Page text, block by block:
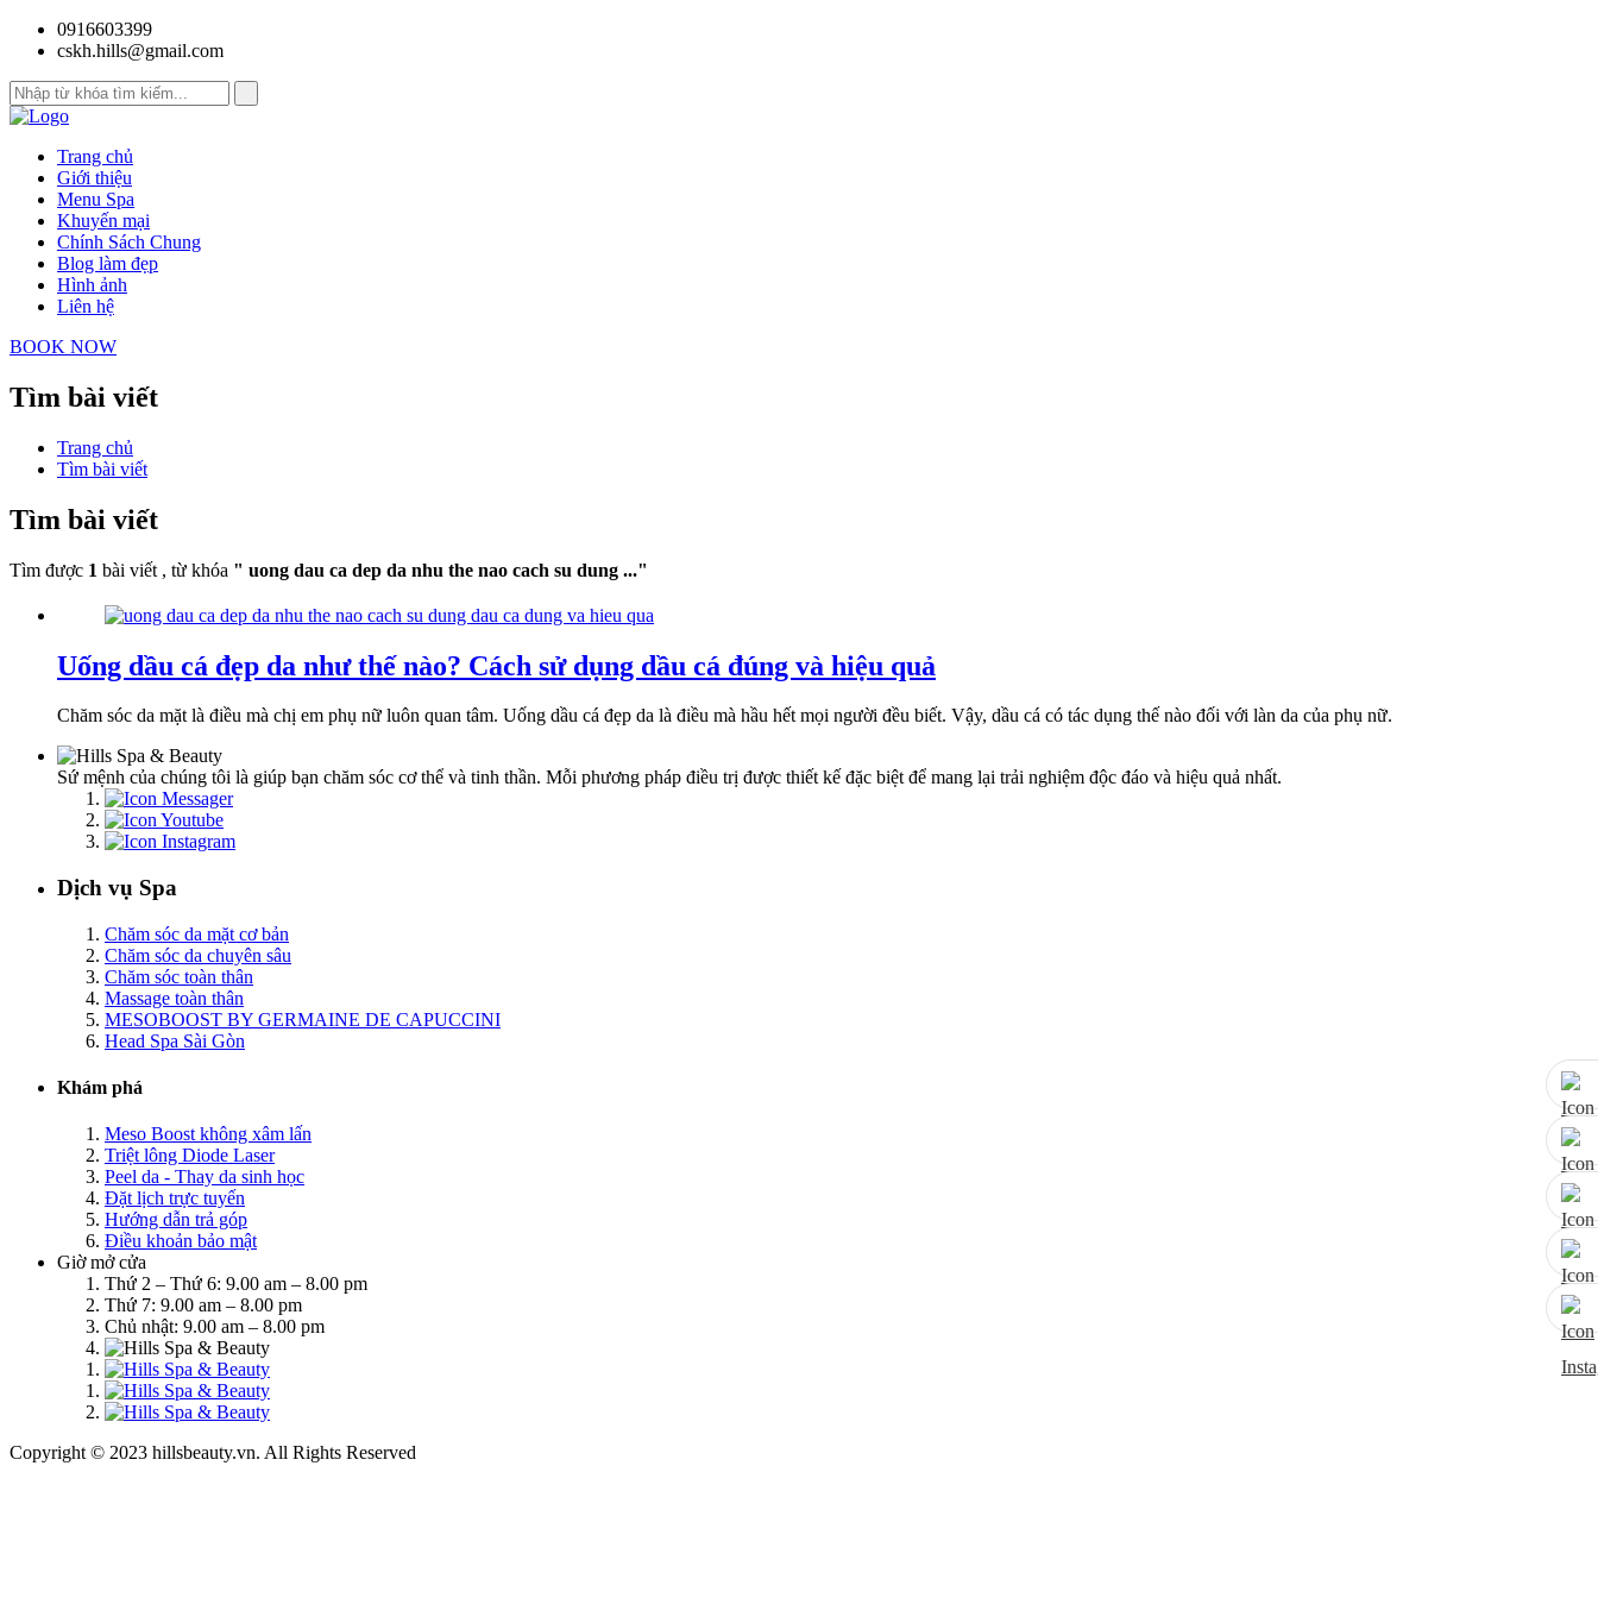
0916603399
cskh.hills@gmail.com
Trang chủ
Giới thiệu
Menu Spa
Khuyến mại
Chính Sách Chung
Blog làm đẹp
Hình ảnh
Liên hệ
BOOK NOW
Tìm bài viết
Trang chủ
Tìm bài viết
Tìm bài viết
Tìm được 1 bài viết , từ khóa " uong dau ca dep da nhu the nao cach su dung ..."
Uống dầu cá đẹp da như thế nào? Cách sử dụng dầu cá đúng và hiệu quả
Chăm sóc da mặt là điều mà chị em phụ nữ luôn quan tâm. Uống dầu cá đẹp da là điều mà hầu hết mọi người đều biết. Vậy, dầu cá có tác dụng thế nào đối với làn da của phụ nữ.
Sứ mệnh của chúng tôi là giúp bạn chăm sóc cơ thể và tinh thần. Mỗi phương pháp điều trị được thiết kế đặc biệt để mang lại trải nghiệm độc đáo và hiệu quả nhất.
Dịch vụ Spa
Chăm sóc da mặt cơ bản
Chăm sóc da chuyên sâu
Chăm sóc toàn thân
Massage toàn thân
MESOBOOST BY GERMAINE DE CAPUCCINI
Head Spa Sài Gòn
Khám phá
Meso Boost không xâm lấn
Triệt lông Diode Laser
Peel da - Thay da sinh học
Đặt lịch trực tuyến
Hướng dẫn trả góp
Điều khoản bảo mật
Giờ mở cửa
Thứ 2 – Thứ 6: 9.00 am – 8.00 pm
Thứ 7: 9.00 am – 8.00 pm
Chủ nhật: 9.00 am – 8.00 pm
Copyright © 2023 hillsbeauty.vn. All Rights Reserved